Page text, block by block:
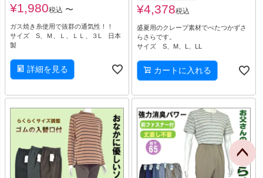
¥1,980税込 〜
ガス焼き糸使用で抜群の通気性！！
サイズ S、Ｍ、Ｌ、ＬＬ、３L 日本
製
詳細を見る
¥4,378税込
盛夏用のクレープ素材でべたつかずさ
らさらです。
サイズ S、M、L、LL
カートに入れる